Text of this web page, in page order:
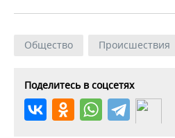
Общество Происшествия
Поделитесь в соцсетях